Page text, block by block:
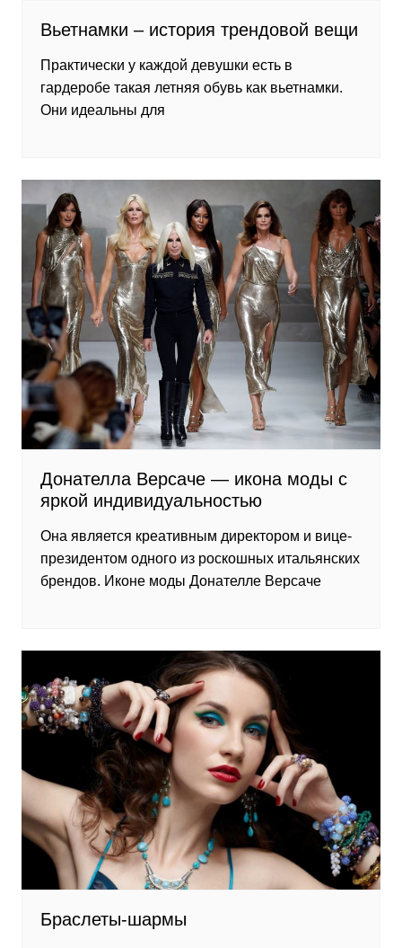
Вьетнамки – история трендовой вещи
Практически у каждой девушки есть в
гардеробе такая летняя обувь как вьетнамки.
Они идеальны для
Донателла Версаче — икона моды с
яркой индивидуальностью
Она является креативным директором и вице-
президентом одного из роскошных итальянских
брендов. Иконе моды Донателле Версаче
Браслеты-шармы